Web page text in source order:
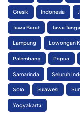
Gresik Indonesia
Jawa Barat Jawa
Lampung Lowongan
Palembang Papua
Samarinda Seluruh
Solo Sulawesi
Yogyakarta